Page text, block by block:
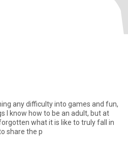
any difficulty into games and fun,
I know how to be an adult, but at
what it is like to truly fall in
share the p